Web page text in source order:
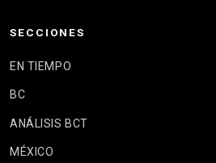
SECCIONES
EN TIEMPO
BC
ANÁLISIS BCT
MÉXICO